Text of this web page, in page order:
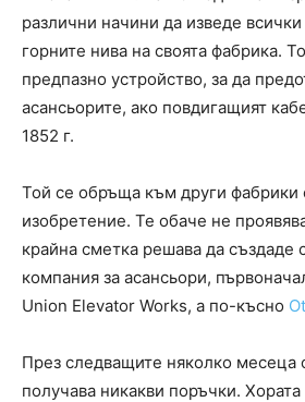
различни начини да изведе
горните нива на своята фабрика.
предпазно устройство, за да
асансьорите, ако повдигащият
1852 г.
Той се обръща към други фабрики
изобретение. Те обаче не
крайна сметка решава да създаде
компания за асансьори,
Union Elevator Works, а по-късно
През следващите няколко месеца
получава никакви поръчки.